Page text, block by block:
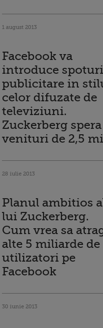
1 august 2013
Facebook va
introduce
publicitare in
celor difuzate de
televiziuni.
Zuckerberg
venituri de 2,5
28 iulie 2013
Planul ambitios
lui Zuckerberg.
Cum vrea sa
alte 5 miliarde de
utilizatori pe
Facebook
30 iunie 2013